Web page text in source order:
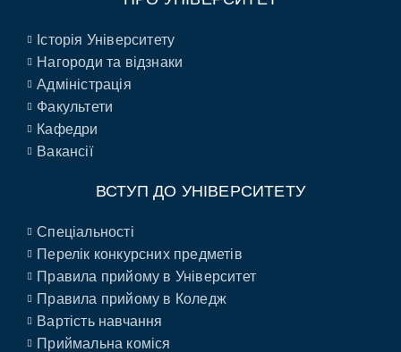
Історія Університету
Нагороди та відзнаки
Адміністрація
Факультети
Кафедри
Вакансії
ВСТУП ДО УНІВЕРСИТЕТУ
Спеціальності
Перелік конкурсних предметів
Правила прийому в Університет
Правила прийому в Коледж
Вартість навчання
Приймальна коміся